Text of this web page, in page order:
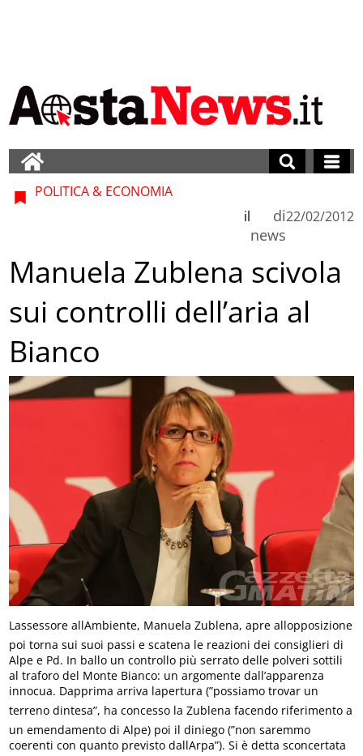
POLITICA & ECONOMIA
di
news
il 22/02/2012
Manuela Zublena scivola
sui controlli dell’aria al
Bianco
Lassessore allAmbiente, Manuela Zublena, apre allopposizione
poi torna sui suoi passi e scatena le reazioni dei consiglieri di
Alpe e Pd. In ballo un controllo più serrato delle polveri sottili
al traforo del Monte Bianco: un argomente dall’apparenza
innocua. Dapprima arriva lapertura (”possiamo trovar un
terreno dintesa”, ha concesso la Zublena facendo riferimento a
un emendamento di Alpe) poi il diniego (”non saremmo
coerenti con quanto previsto dallArpa”). Si è detta sconcertata